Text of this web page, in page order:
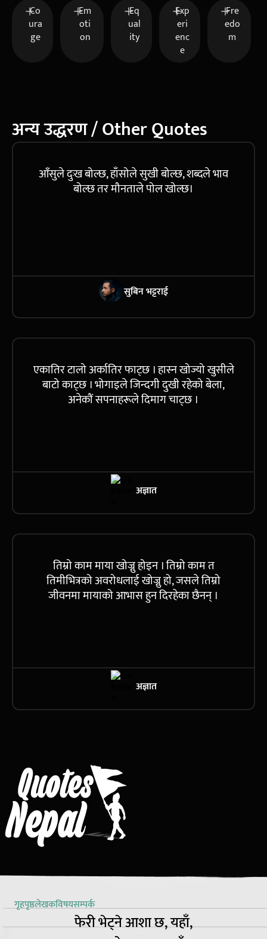
Co
ura
ge
Em
oti
on
Eq
ual
ity
Exp
eri
enc
e
Fre
edo
m
अन्य उद्धरण / Other Quotes
आँसुले दुःख बोल्छ, हाँसोले सुखी बोल्छ, शब्दले भाव
बोल्छ तर मौनताले पोल खोल्छ।
सुबिन भट्टराई
एकातिर टालो अर्कातिर फाट्छ । हास्न खोज्यो खुसीले
बाटो काट्छ । भोगाइले जिन्दगी दुखी रहेको बेला,
अनेकौं सपनाहरूले दिमाग चाट्छ ।
अज्ञात
तिम्रो काम माया खोज्नु होइन । तिम्रो काम त
तिमीभित्रको अवरोधलाई खोज्नु हो, जसले तिम्रो
जीवनमा मायाको आभास हुन दिरहेका छैनन् ।
अज्ञात
गृहपृष्ठलेखकविषयसम्पर्क
फेरी भेट्ने आशा छ, यहाँ,